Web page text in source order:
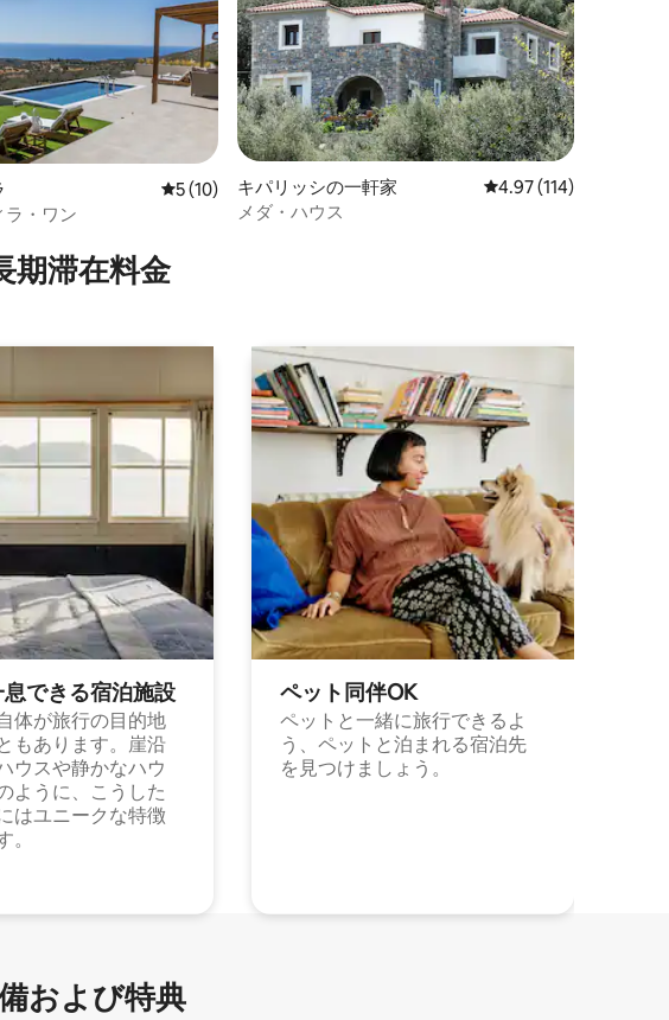
星の平均評価
レビュー10件、5つ星中5つ星の平均評価
5 (10)
ラ・ワン
キパリッシの一軒家 レビュー114件、5つ
4.97 (114)
メダ・ハウス
期⁠滞⁠在料⁠金
で⁠き⁠る宿⁠泊施⁠設
体が旅行の目的地
もあります。崖沿
ウスや静かなハウ
ように、こうした
はユニークな特徴
ペット同⁠伴OK
ペットと一緒に旅行できるよ
う、ペットと泊まれる宿泊先
を見つけましょう。
および特⁠典